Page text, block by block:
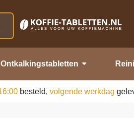
Ontkalkingstabletten
besteld, volgende werkdag